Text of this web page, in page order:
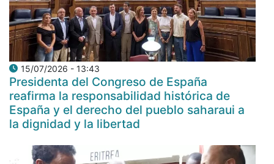
15/07/2026 - 13:43
Presidenta del Congreso de España
reafirma la responsabilidad histórica de
España y el derecho del pueblo saharaui a
la dignidad y la libertad